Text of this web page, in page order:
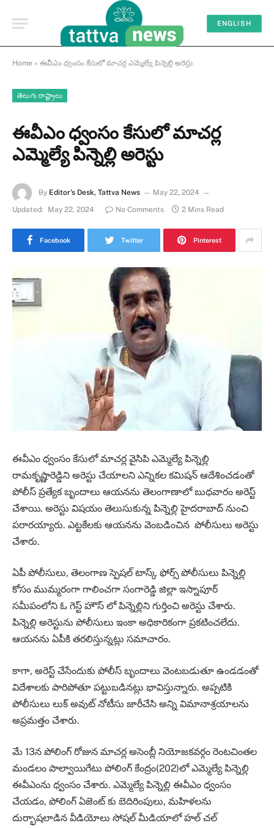
ENGLISH
Home » ఈవీఎం ధ్వంసం కేసులో మాచర్ల ఎమ్మెల్యే పిన్నెల్లి అరెస్టు
తెలుగు రాష్ట్రాలు
ఈవీఎం ధ్వంసం కేసులో మాచర్ల
ఎమ్మెల్యే పిన్నెల్లి అరెస్టు
By Editor's Desk, Tattva News
May 22, 2024
Updated:
May 22, 2024 No Comments 2 Mins Read
Facebook Twitter Pinterest
ఈవీఎం ధ్వంసం కేసులో మాచర్ల వైసిపి ఎమ్మెల్యే పిన్నెల్లి
రామకృష్ణారెడ్డిని అరెస్టు చేయాలని ఎన్నికల కమిషన్ ఆదేశించడంతో
పోలీస్ ప్రత్యేక బృందాలు ఆయనను తెలంగాణాలో బుధవారం అరెస్ట్
చేశాయి. అరెస్టు విషయం తెలుసుకున్న పిన్నెల్లి హైదరాబాద్ నుంచి
పరారయ్యారు. ఎట్టకేలకు ఆయనను వెంబడించిన పోలీసులు అరెస్టు
చేశారు.
ఏపీ పోలీసులు, తెలంగాణ స్పెషల్ టాస్క్ ఫోర్స్ పోలీసులు పిన్నెల్లి
కోసం ముమ్మరంగా గాలించగా సంగారెడ్డి జిల్లా ఇస్నాపూర్
సమీపంలోని ఓ గెస్ట్ హౌస్ లో పిన్నెల్లిని గుర్తించి అరెస్టు చేశారు.
పిన్నెల్లి అరెస్టును పోలీసులు ఇంకా అధికారికంగా ప్రకటించలేదు.
ఆయనను ఏపీకి తరలిస్తున్నట్లు సమాచారం.
కాగా, అరెస్ట్ చేసేందుకు పోలీస్ బృందాలు వెంటబడుతూ ఉండడంతో
విదేశాలకు పారిపోతూ పట్టుబడినట్లు భావిస్తున్నారు. అప్పటికి
పోలీసులు లుక్ అవుట్ నోటీసు జారీచేసి అన్ని విమానాశ్రయాలను
అప్రమత్తం చేశారు.
మే 13న పోలింగ్ రోజున మాచర్ల అసెంబ్లీ నియోజకవర్గం రెంటచింతల
మండలం పాల్వాయిగేటు పోలింగ్‌ కేంద్రం(202)లో ఎమ్మెల్యే పిన్నెల్లి
ఈవీఎంను ధ్వంసం చేశారు. ఎమ్మెల్యే పిన్నెల్లి ఈవీఎం ధ్వంసం
చేయడం, పోలింగ్ ఏజెంట్ కు బెదిరింపులు, మహిళలను
దుర్భాషలాడిన వీడియోలు సోషల్ మీడియాలో హల్ చల్